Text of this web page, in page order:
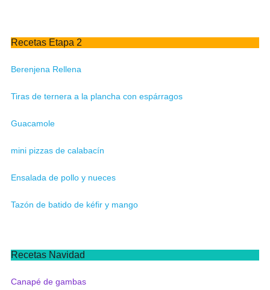
Recetas Etapa 2
Berenjena Rellena
Tiras de ternera a la plancha con espárragos
Guacamole
mini pizzas de calabacín
Ensalada de pollo y nueces
Tazón de batido de kéfir y mango
Recetas Navidad
Canapé de gambas